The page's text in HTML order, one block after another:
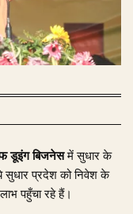
डूइंग बिजनेसमें सुधार के
प्रदेश को निवेश के
पहुँचा रहे हैं।